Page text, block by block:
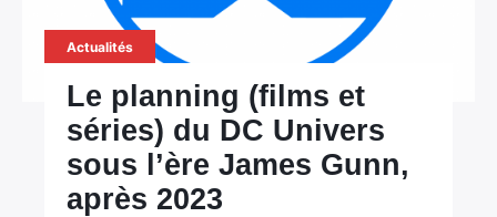
Actualités
Le planning (films et
séries) du DC Univers
sous l’ère James Gunn,
après 2023